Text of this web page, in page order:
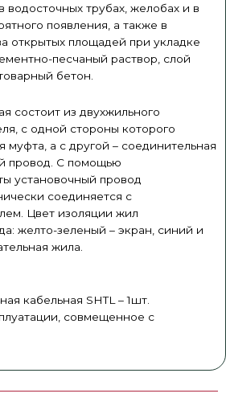
водосточных трубах, желобах и в
появления, а также в
открытых площадей при укладке
песчаный раствор, слой
бетон.
состоит из двухжильного
с одной стороны которого
муфта, а с другой – соединительная
провод. С помощью
установочный провод
соединяется с
Цвет изоляции жил
желто-зеленый – экран, синий и
жила.
кабельная SHTL – 1шт.
совмещенное с